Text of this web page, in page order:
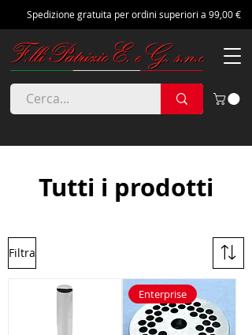
Spedizione gratuita per ordini superiori a 99,00 €
Tutti i prodotti
Filtra
Enterprise